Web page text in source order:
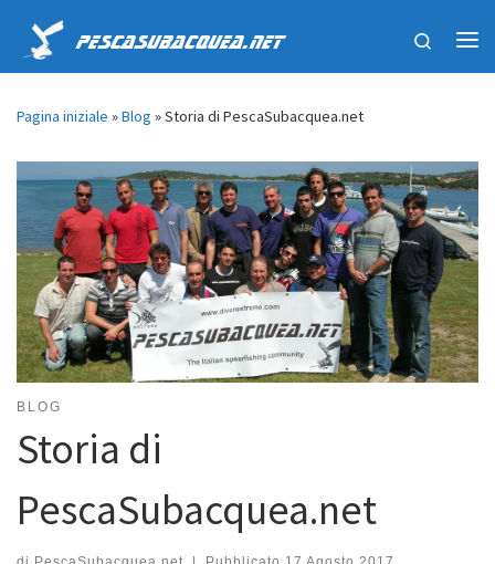
Passa al contenuto
PescaSubacquea.net
Search
Pagina iniziale »Blog »Storia di PescaSubacquea.net
BLOG
Storia di
PescaSubacquea.net